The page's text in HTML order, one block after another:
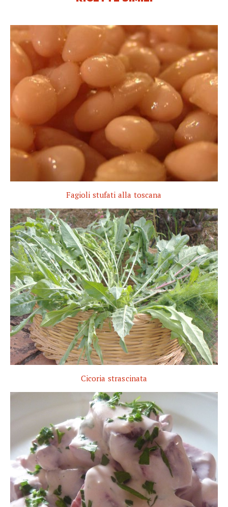
Fagioli stufati alla toscana
Cicoria strascinata